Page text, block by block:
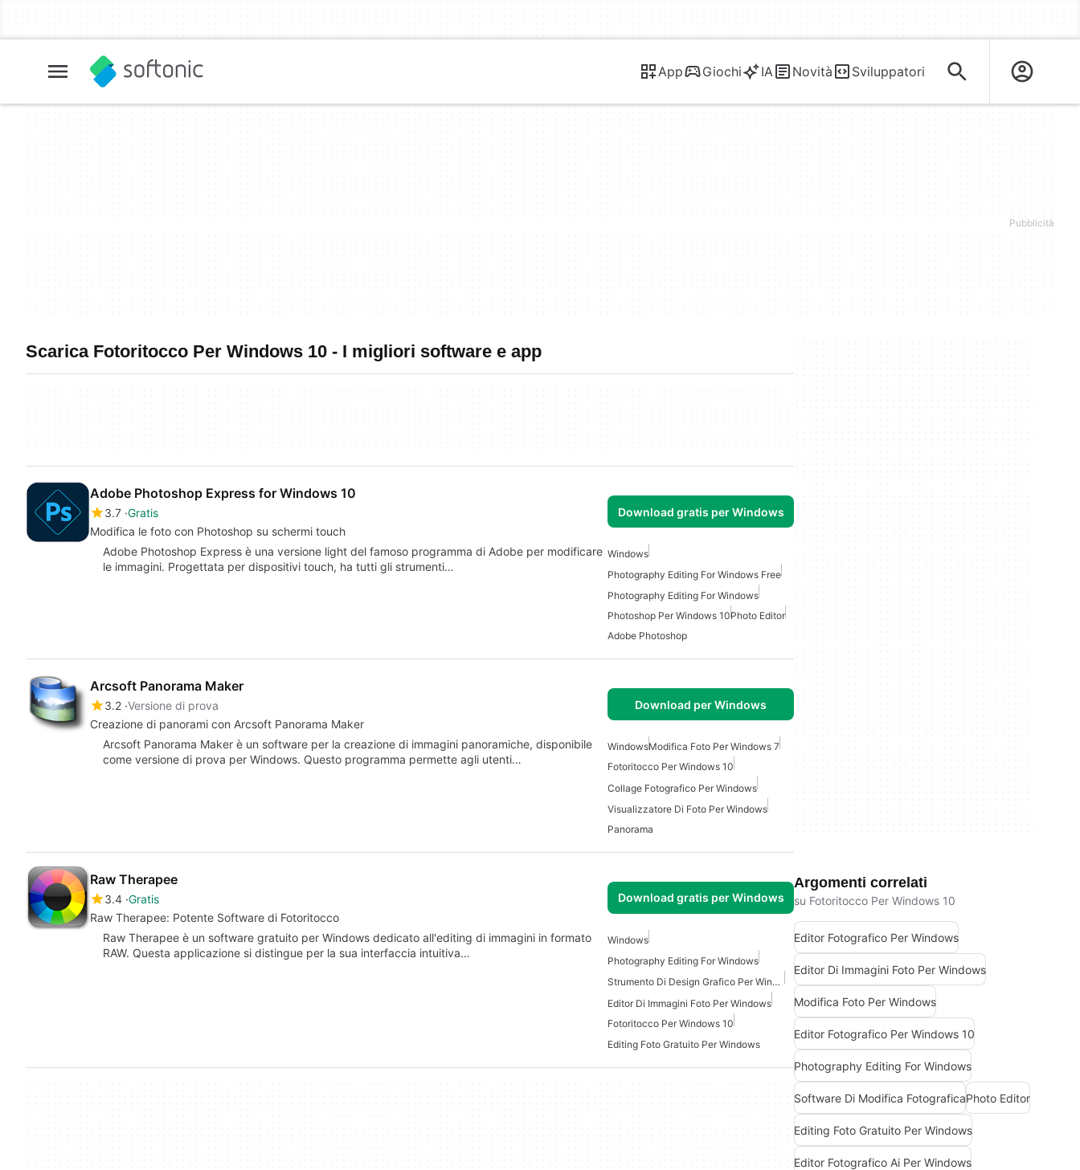
App Giochi IA Novità Sviluppatori
Scarica Fotoritocco Per Windows 10 - I migliori software e app
Adobe Photoshop Express for Windows 10
3.7 Gratis
Modifica le foto con Photoshop su schermi touch
Download gratis per Windows
Adobe Photoshop Express è una versione light del famoso programma di Adobe per modificare
le immagini. Progettata per dispositivi touch, ha tutti gli strumenti…
Windows
Photography Editing For Windows Free
Photography Editing For Windows
Photoshop Per Windows 10Photo Editor
Adobe Photoshop
Arcsoft Panorama Maker
3.2 Versione di prova
Creazione di panorami con Arcsoft Panorama Maker
Download per Windows
Arcsoft Panorama Maker è un software per la creazione di immagini panoramiche, disponibile
come versione di prova per Windows. Questo programma permette agli utenti…
WindowsModifica Foto Per Windows 7
Fotoritocco Per Windows 10
Collage Fotografico Per Windows
Visualizzatore Di Foto Per Windows
Panorama
Raw Therapee
3.4 Gratis
Raw Therapee: Potente Software di Fotoritocco
Download gratis per Windows
Raw Therapee è un software gratuito per Windows dedicato all'editing di immagini in formato
RAW. Questa applicazione si distingue per la sua interfaccia intuitiva…
Windows
Photography Editing For Windows
Strumento Di Design Grafico Per Windows 7
Editor Di Immagini Foto Per Windows
Fotoritocco Per Windows 10
Editing Foto Gratuito Per Windows
Argomenti correlati
su Fotoritocco Per Windows 10
Editor Fotografico Per Windows
Editor Di Immagini Foto Per Windows
Modifica Foto Per Windows
Editor Fotografico Per Windows 10
Photography Editing For Windows
Software Di Modifica FotograficaPhoto Editor
Editing Foto Gratuito Per Windows
Editor Fotografico Ai Per Windows